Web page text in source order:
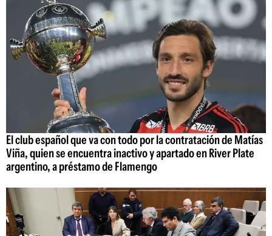
El club español que va con todo por la contratación de Matías
Viña, quien se encuentra inactivo y apartado en River Plate
argentino, a préstamo de Flamengo